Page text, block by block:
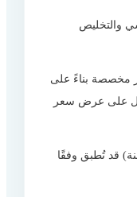
والتخليص
مخصصة بناءً على
على عرض سعر
الشحنة) قد تُطبق وفقًا